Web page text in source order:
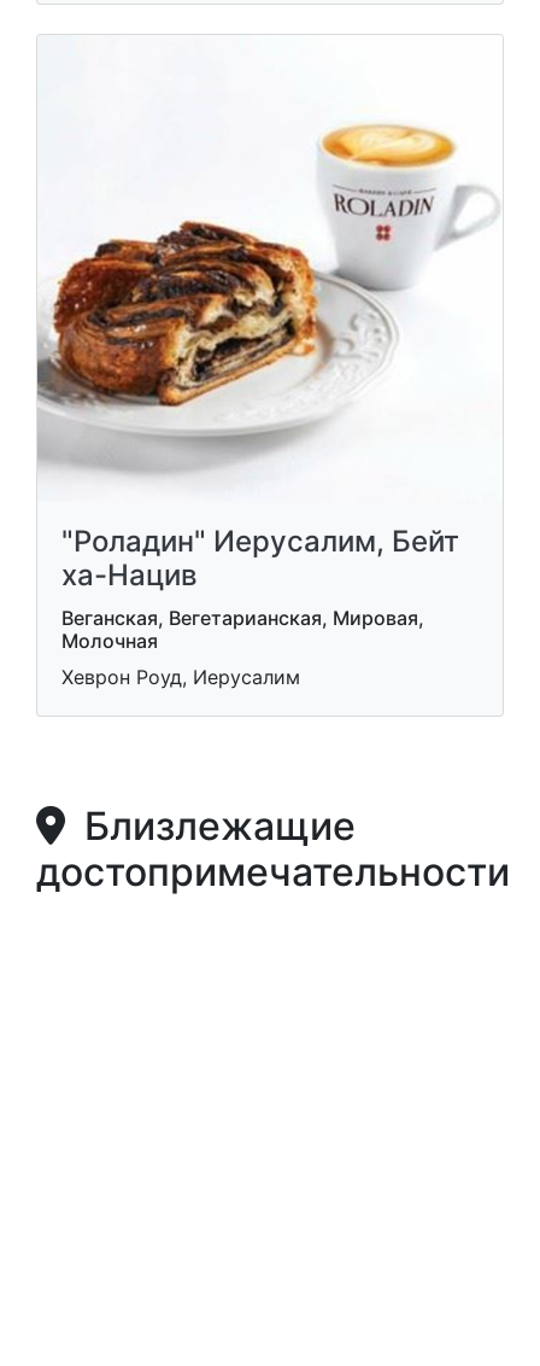
"Роладин" Иерусалим, Бейт
ха-Нацив
Веганская, Вегетарианская, Мировая,
Молочная
Хеврон Роуд, Иерусалим
Близлежащие
достопримечательности